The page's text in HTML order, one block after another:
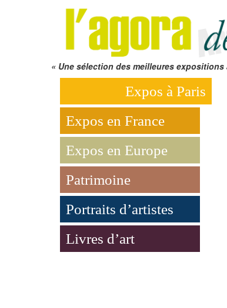
« Une sélection des meilleures
Expos à Paris
Expos en France
Expos en Europe
Patrimoine
Portraits d’artistes
Livres d’art